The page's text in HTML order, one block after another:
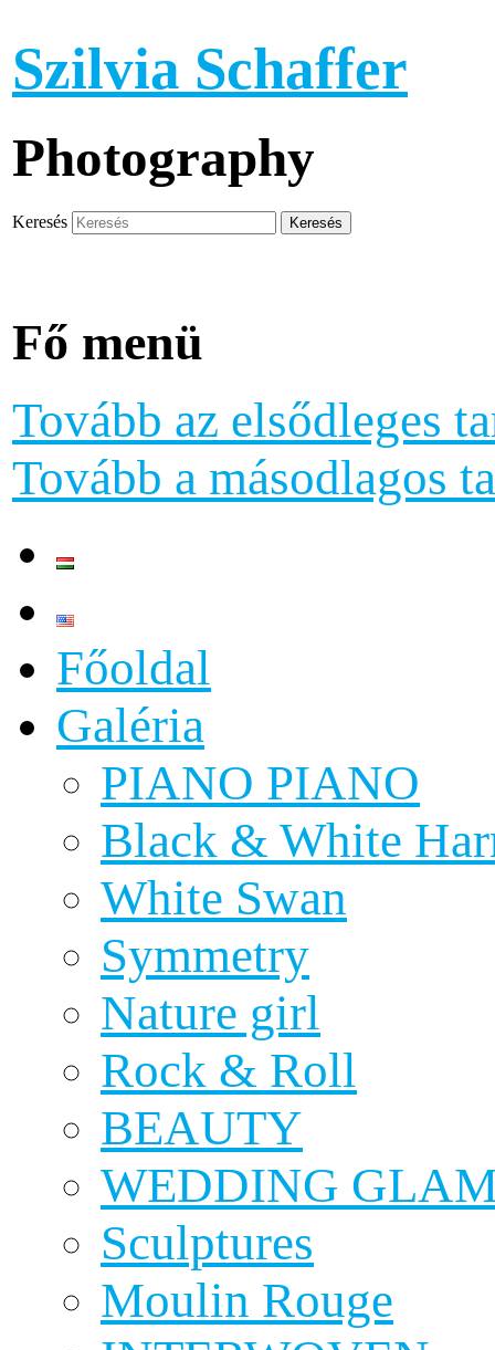
Szilvia Schaffer
Photography
Keresés
Fő menü
Tovább az elsődleges
Tovább a másodlagos
Főoldal
Galéria
PIANO PIANO
Black & White
White Swan
Symmetry
Nature girl
Rock & Roll
BEAUTY
WEDDING
Sculptures
Moulin Rouge